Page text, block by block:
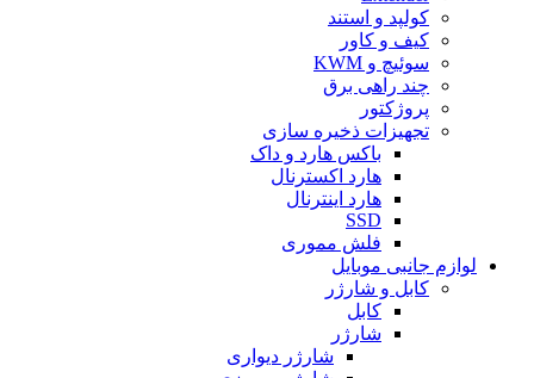
کولپد و استند
کیف و کاور
سوئیچ و KWM
چند راهی برق
پروژکتور
تجهیزات ذخیره سازی
باکس هارد و داک
هارد اکسترنال
هارد اینترنال
SSD
فلش مموری
لوازم جانبی موبایل
کابل و شارژر
کابل
شارژر
شارژر دیواری